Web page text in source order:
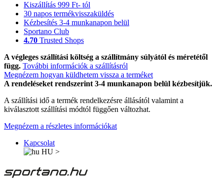
Kiszállítás 999 Ft- tól
30 napos termékvisszaküldés
Kézbesítés 3-4 munkanapon belül
Sportano Club
4.70 Trusted Shops
A végleges szállítási költség a szállítmány súlyától és méretétől
függ. További információk a szállításról
Megnézem hogyan küldhetem vissza a terméket
A rendeléseket rendszerint 3-4 munkanapon belül kézbesítjük.
A szállítási idő a termék rendelkezésre állásától valamint a
kiválasztott szállítási módtól függően változhat.
Megnézem a részletes információkat
Kapcsolat
HU >